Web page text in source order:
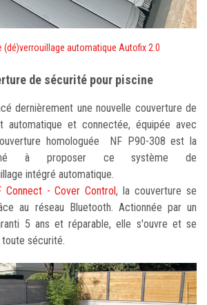
(dé)verrouillage automatique Autofix 2.0
de sécurité pour piscine
dernièrement une nouvelle couverture de
automatique et connectée, équipée avec
homologuée NF P90-308 est la
à proposer ce système de
intégré automatique.
Connect - Cover Control, la couverture se
au réseau Bluetooth. Actionnée par un
5 ans et réparable, elle s'ouvre et se
sécurité.